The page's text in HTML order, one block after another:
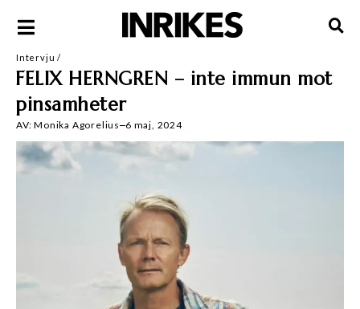
Intervju /
FELIX HERNGREN – inte immun mot
pinsamheter
AV: Monika Agorelius 6 maj, 2024